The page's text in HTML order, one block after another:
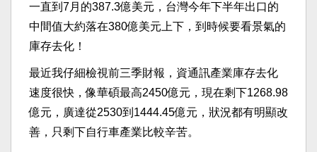
一直到7月的387.3億美元，台灣今年下半年出口的
中間值大約落在380億美元上下，到時候要看景氣的
庫存去化！
最近我仔細檢視前三季財報，資通訊產業庫存去化
速度很快，像華碩最高2450億元，現在剩下1268.98
億元，廣達從2530到1444.45億元，狀況都有明顯改
善，只剩下自行車產業比較辛苦。